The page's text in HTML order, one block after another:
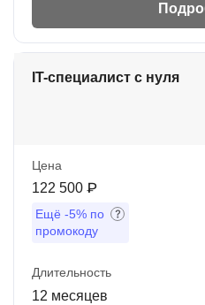
IT-специалист с нуля
Цена
122 500 ₽
Ещё -5% по
промокоду
Длительность
12 месяцев